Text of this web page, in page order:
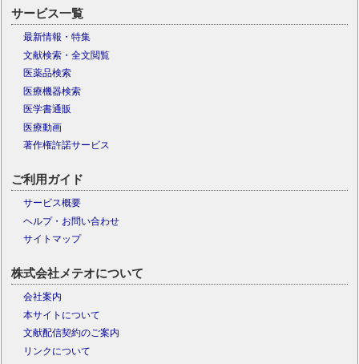
サービス一覧
最新情報・特集
文献検索・全文閲覧
医薬品検索
医療機器検索
医学書通販
医療動画
著作権許諾サービス
ご利用ガイド
サービス概要
ヘルプ・お問い合わせ
サイトマップ
株式会社メテオについて
会社案内
本サイトについて
文献配信契約のご案内
リンクについて